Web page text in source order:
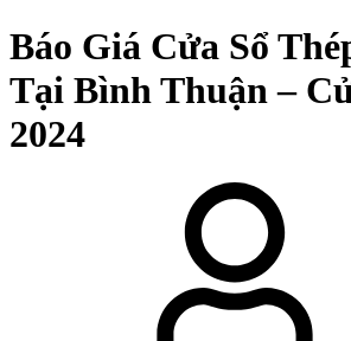
Báo Giá Cửa Sổ
Tại Bình Thuận –
2024